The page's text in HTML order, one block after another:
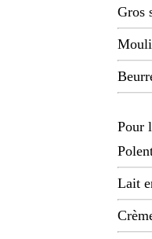
Gros
Pour
Lait